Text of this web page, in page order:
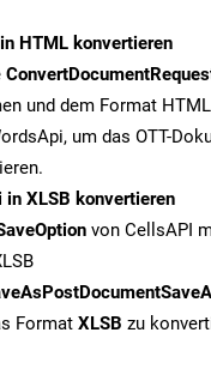
HTML konvertieren
und dem Format
um das OTT-
XLSB konvertieren
von CellsAPI
Format XLSB zu